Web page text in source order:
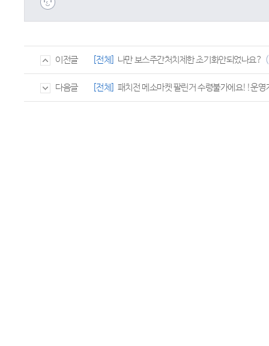
이전글 [전체] 나만 보스주간처치제한 초기화안되었나요?
다음글 [전체] 패치전 메소마켓 팔린거 수령불가에요!!운